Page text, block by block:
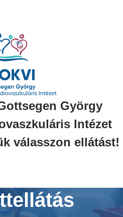
György
Intézet
válasszon ellátást!